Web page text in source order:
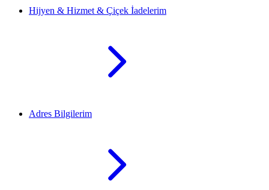
Hijyen & Hizmet & Çiçek İadelerim
Adres Bilgilerim